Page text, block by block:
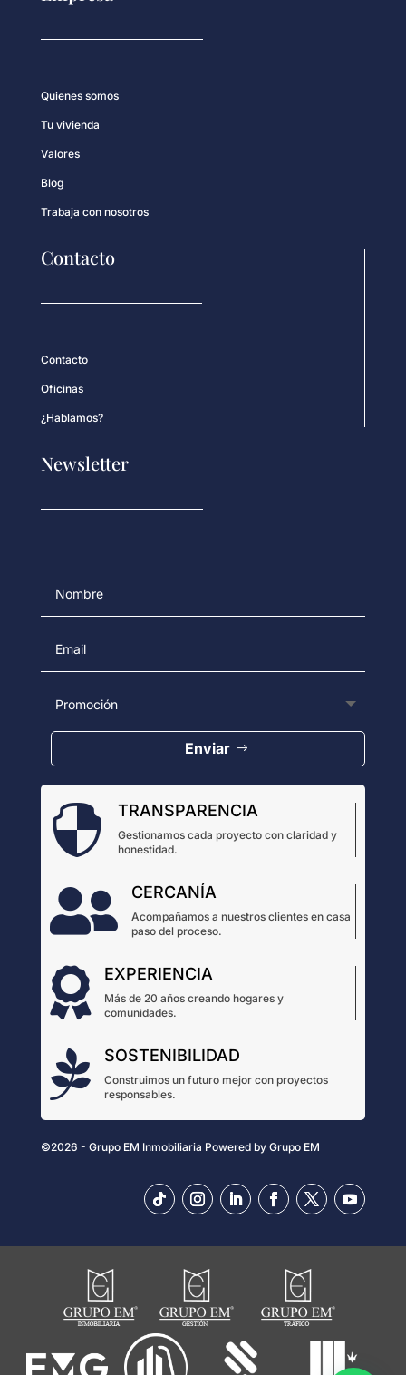
Quienes somos
Tu vivienda
Valores
Blog
Trabaja con nosotros
Contacto
Contacto
Oficinas
¿Hablamos?
Newsletter
Enviar
 TRANSPARENCIA
Gestionamos cada proyecto con claridad y
honestidad.
 CERCANÍA
Acompañamos a nuestros clientes en casa
paso del proceso.
 EXPERIENCIA
Más de 20 años creando hogares y
comunidades.
 SOSTENIBILIDAD
Construimos un futuro mejor con proyectos
responsables.
©2026 - Grupo EM Inmobiliaria Powered by Grupo EM